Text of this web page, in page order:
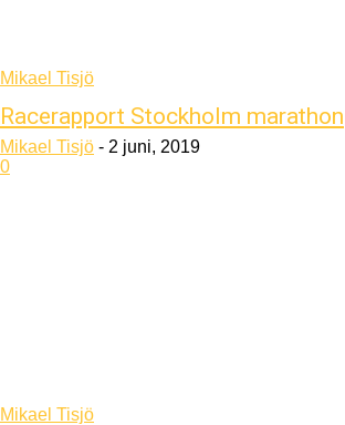
Mikael Tisjö
Racerapport Stockholm marathon
Mikael Tisjö - 2 juni, 2019
0
Mikael Tisjö